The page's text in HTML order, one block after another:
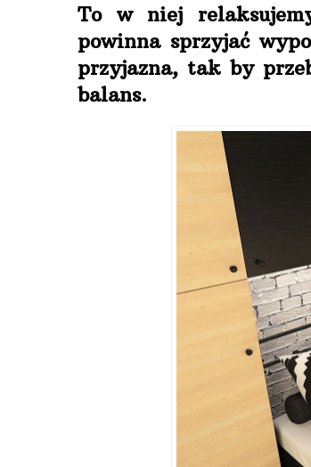
To w niej
powinna sprzyjać
przyjazna, tak by
balans.